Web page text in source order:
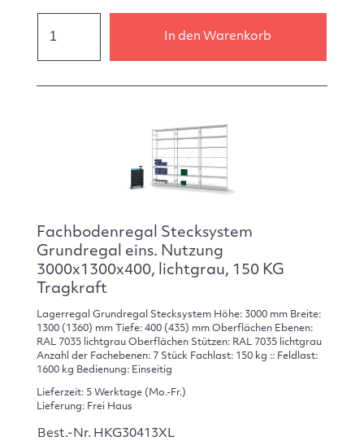
In den Warenkorb
Fachbodenregal Stecksystem
Grundregal eins. Nutzung
3000x1300x400, lichtgrau, 150 KG
Tragkraft
Lagerregal Grundregal Stecksystem Höhe: 3000 mm Breite:
1300 (1360) mm Tiefe: 400 (435) mm Oberflächen Ebenen:
RAL 7035 lichtgrau Oberflächen Stützen: RAL 7035 lichtgrau
Anzahl der Fachebenen: 7 Stück Fachlast: 150 kg :: Feldlast:
1600 kg Bedienung: Einseitig
Lieferzeit: 5 Werktage (Mo.-Fr.)
Lieferung: Frei Haus
Best.-Nr. HKG30413XL